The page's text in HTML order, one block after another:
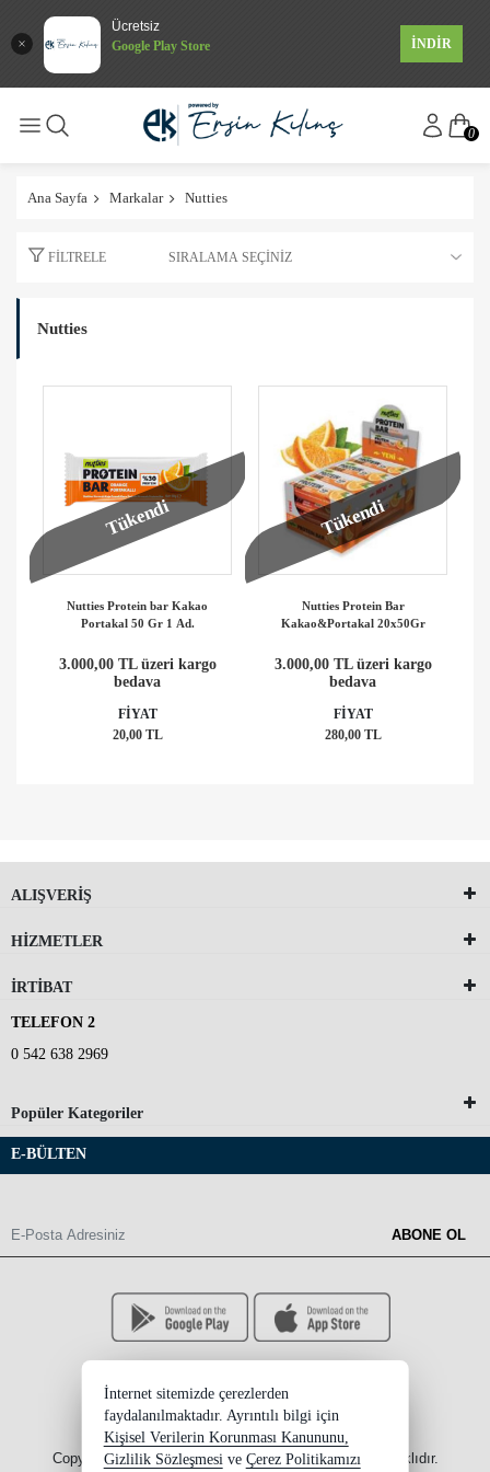
Ücretsiz
Google Play Store
İNDİR
0
Ana Sayfa Markalar Nutties
FILTRELE
Nutties
Tükendi
Nutties Protein bar Kakao
Portakal 50 Gr 1 Ad.
3.000,00 TL üzeri kargo
bedava
FİYAT
20,00 TL
Tükendi
Nutties Protein Bar
Kakao&Portakal 20x50Gr
3.000,00 TL üzeri kargo
bedava
FİYAT
280,00 TL
ALIŞVERİŞ
HİZMETLER
İRTİBAT
TELEFON 2
0 542 638 2969
Popüler Kategoriler
E-BÜLTEN
ABONE OL
Copyright 2026 ersinksupplement.com - Tüm hakları saklıdır.
İnternet sitemizde çerezlerden
faydalanılmaktadır. Ayrıntılı bilgi için
Kişisel Verilerin Korunması Kanununu,
Gizlilik Sözleşmesi ve Çerez Politikamızı